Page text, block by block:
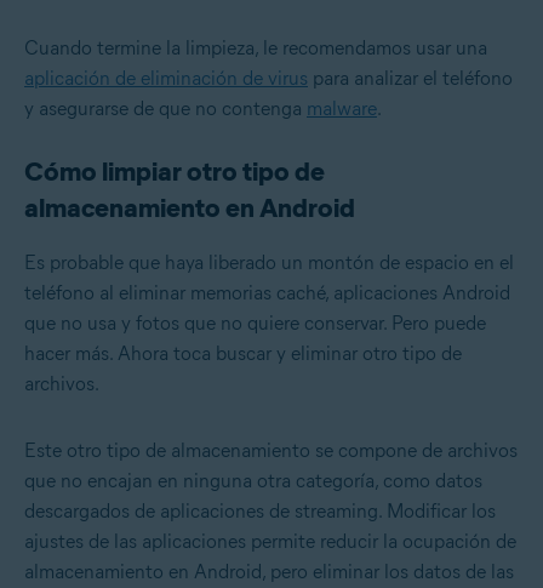
Cuando termine la limpieza, le recomendamos usar una
aplicación de eliminación de virus para analizar el teléfono
y asegurarse de que no contenga malware.
Cómo limpiar otro tipo de
almacenamiento en Android
Es probable que haya liberado un montón de espacio en el
teléfono al eliminar memorias caché, aplicaciones Android
que no usa y fotos que no quiere conservar. Pero puede
hacer más. Ahora toca buscar y eliminar otro tipo de
archivos.
Este otro tipo de almacenamiento se compone de archivos
que no encajan en ninguna otra categoría, como datos
descargados de aplicaciones de streaming. Modificar los
ajustes de las aplicaciones permite reducir la ocupación de
almacenamiento en Android, pero eliminar los datos de las